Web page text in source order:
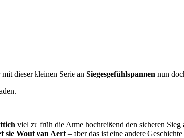
dieser kleinen Serie an Siegesgefühlspannen nun
viel zu früh die Arme hochreißend den sicheren
sie Wout van Aert – aber das ist eine andere